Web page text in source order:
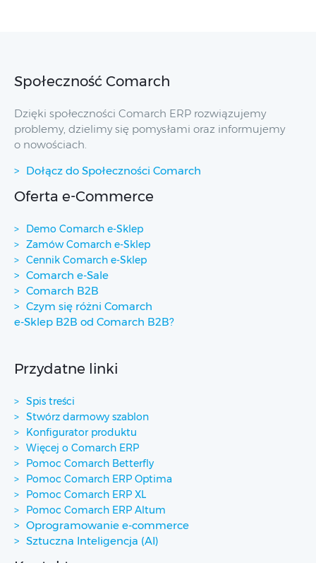
Społeczność Comarch
Dzięki społeczności Comarch ERP rozwiązujemy
problemy, dzielimy się pomysłami oraz informujemy
o nowościach.
Dołącz do Społeczności Comarch
Oferta e-Commerce
Demo Comarch e-Sklep
Zamów Comarch e-Sklep
Cennik Comarch e-Sklep
Comarch e-Sale
Comarch B2B
Czym się różni Comarch
e-Sklep B2B od Comarch B2B?
Przydatne linki
Spis treści
Stwórz darmowy szablon
Konfigurator produktu
Więcej o Comarch ERP
Pomoc Comarch Betterfly
Pomoc Comarch ERP Optima
Pomoc Comarch ERP XL
Pomoc Comarch ERP Altum
Oprogramowanie e-commerce
Sztuczna Inteligencja (AI)